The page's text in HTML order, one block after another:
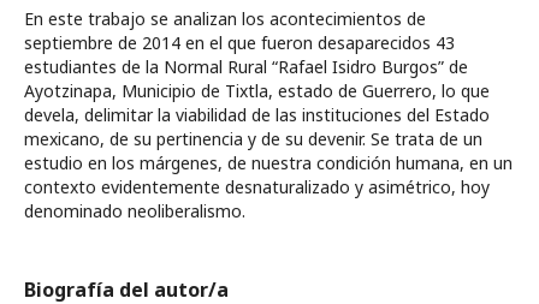
En este trabajo se analizan los acontecimientos de
septiembre de 2014 en el que fueron desaparecidos 43
estudiantes de la Normal Rural “Rafael Isidro Burgos” de
Ayotzinapa, Municipio de Tixtla, estado de Guerrero, lo que
devela, delimitar la viabilidad de las instituciones del Estado
mexicano, de su pertinencia y de su devenir. Se trata de un
estudio en los márgenes, de nuestra condición humana, en un
contexto evidentemente desnaturalizado y asimétrico, hoy
denominado neoliberalismo.
Biografía del autor/a